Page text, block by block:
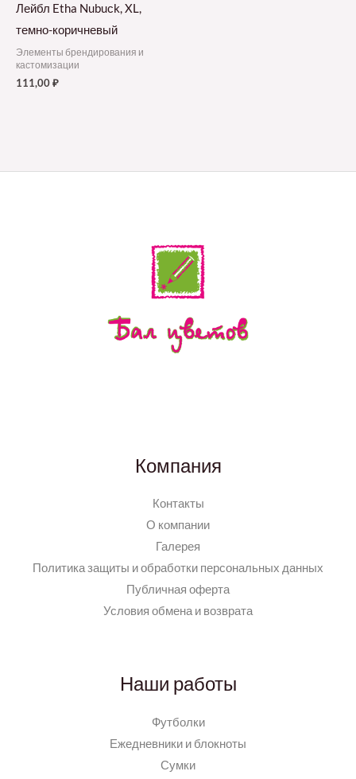
Лейбл Etha Nubuсk, XL,
темно-коричневый
Элементы брендирования и
кастомизации
111,00₽
Компания
Контакты
О компании
Галерея
Политика защиты и обработки персональных данных
Публичная оферта
Условия обмена и возврата
Наши работы
Футболки
Ежедневники и блокноты
Сумки